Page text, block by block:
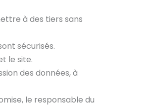
à des tiers sans
sécurisés.
le site.
des données, à
le responsable du